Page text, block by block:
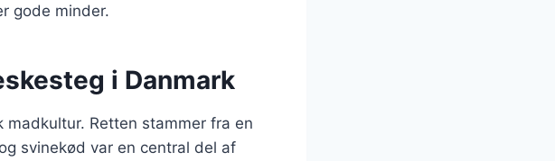
gode minder.
i Danmark
Retten stammer fra en
svinekød var en central del af